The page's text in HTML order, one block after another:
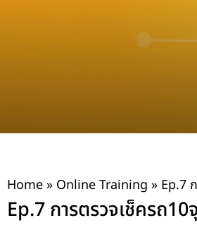
Home » Online Training » Ep.7
Ep.7 การตรวจเช็ครถ